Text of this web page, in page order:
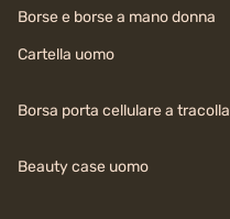
Borse e borse a mano donna
Cartella uomo
Borsa porta cellulare a tracolla
Beauty case uomo